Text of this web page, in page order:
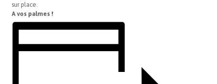
sur place.
A vos palmes !